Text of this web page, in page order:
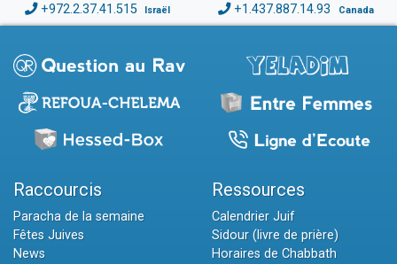
+972.2.37.41.515 Israël +1.437.887.14.93 Canada
Raccourcis
Paracha de la semaine
Fêtes Juives
News
Ressources
Calendrier Juif
Sidour (livre de prière)
Horaires de Chabbath